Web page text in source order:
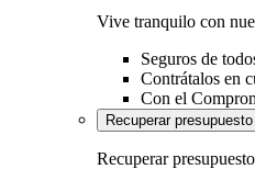
Vive tranquilo con
Seguros de
Contrátalos en
Con el
Recuperar presupuesto
Recuperar presupuesto